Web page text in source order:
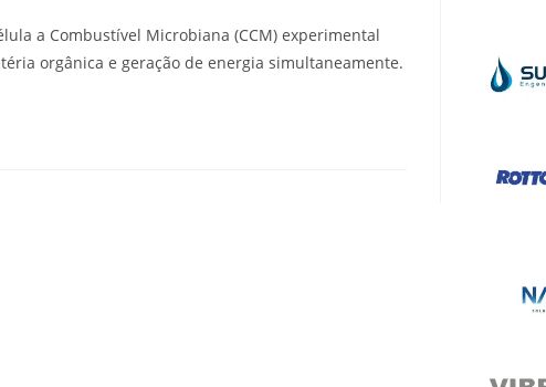
a Combustível Microbiana (CCM) experimental
orgânica e geração de energia simultaneamente.